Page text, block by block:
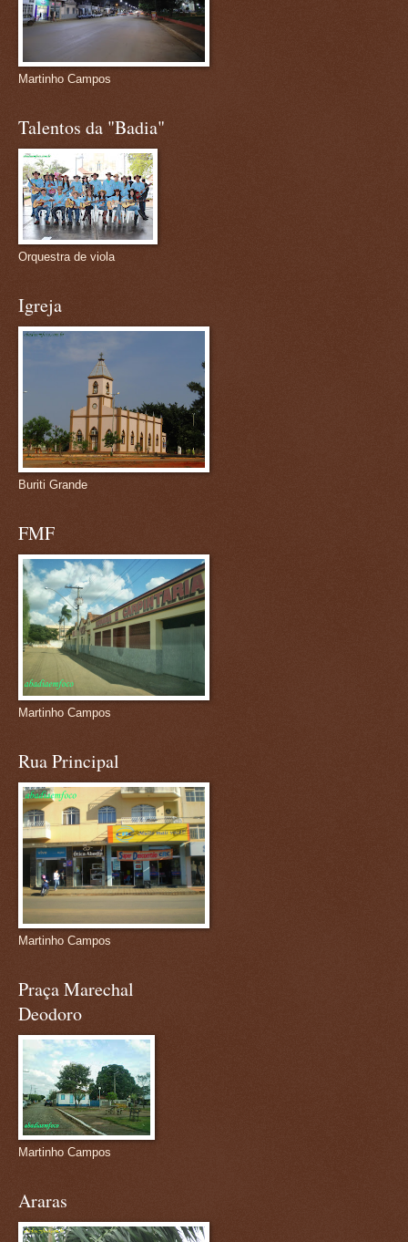
Martinho Campos
Talentos da "Badia"
Orquestra de viola
Igreja
Buriti Grande
FMF
Martinho Campos
Rua Principal
Martinho Campos
Praça Marechal
Deodoro
Martinho Campos
Araras